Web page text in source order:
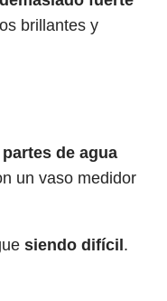
brillantes y
de agua
un vaso medidor
siendo difícil.